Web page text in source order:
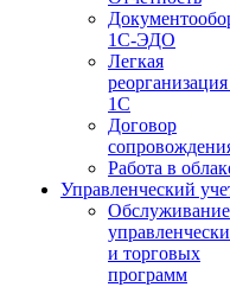
1С-ЭДО
Легкая
1С
Договор
Работа в
Управленческий
Обслуживание
и торговых
программ